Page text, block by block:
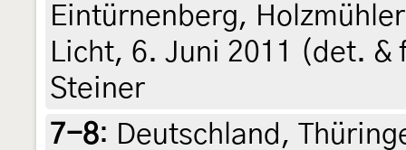
Eintürnenberg,
Licht, 6. Juni 2011 (det.
Steiner
7-8: Deutschland,